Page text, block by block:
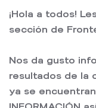
¡Hola a todos!
sección de
Nos da gusto
resultados de la
ya se